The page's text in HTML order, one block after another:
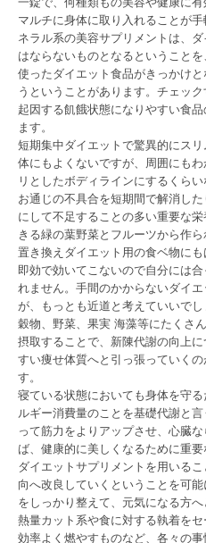
マルチに身体に取り入れることが
ネラル系の美容サプリメントは、
はならないものとなるということを
使ったダイエット食品がきっかけ
うということがあります。チェッ
起因する飢餓状態になりやすい食
ます。
短期集中ダイエットで驚異的にス
体にもよくないですが、周囲にも
リとしたボディラインにするくら
お通じの不具合を短期間で解消し
にして不足することの多い重要な
きる緑の葉野菜とフルーツから作
置き換えダイエット用の食ベ物にも
即効で効いてこないので自分には
れません。手間のかからないダイ
が、もっとも近道と考えていいでし
穀物、野菜、果実 海藻等にたくさ
摂取することで、新陳代謝の向上
すい痩せ体質へと引っ張っていく
す。
寝ている状態においても身体を守
ルギー消費量のことを基礎代謝と
って筋力をよりアップさせ、心臓
ば、健康的に美しくなるために重要
ダイエットサプリメントを用いる
向へ改良していくということを可
をしっかり整えて、元気になる方
熱量カット系や食に対する執着を
効率よく燃やすものなど、各々の